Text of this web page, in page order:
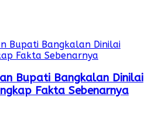
Bupati Bangkalan Dinilai
Fakta Sebenarnya